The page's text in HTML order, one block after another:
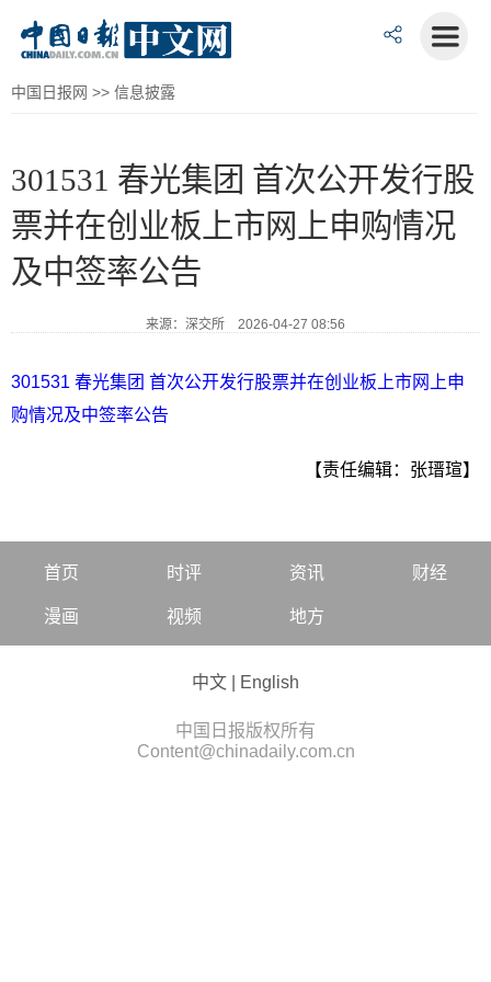
中国日报网 >> 信息披露
301531 春光集团 首次公开发行股
票并在创业板上市网上申购情况
及中签率公告
来源：深交所 2026-04-27 08:56
301531 春光集团 首次公开发行股票并在创业板上市网上申
购情况及中签率公告
【责任编辑：张瑨瑄】
首页 时评 资讯 财经
漫画 视频 地方
中文 English
中国日报版权所有
Content@chinadaily.com.cn